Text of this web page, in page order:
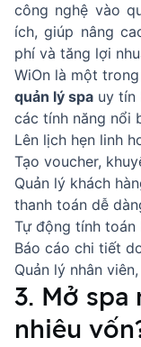
công nghệ vào
ích, giúp nâng
phí và tăng lợi
WiOn là một
quản lý spa uy tín
các tính năng nổi
Lên lịch hẹn linh
Tạo voucher,
Quản lý khách
thanh toán dễ
Tự động tính toán
Báo cáo chi tiết
Quản lý nhân
3. Mở spa
nhiêu